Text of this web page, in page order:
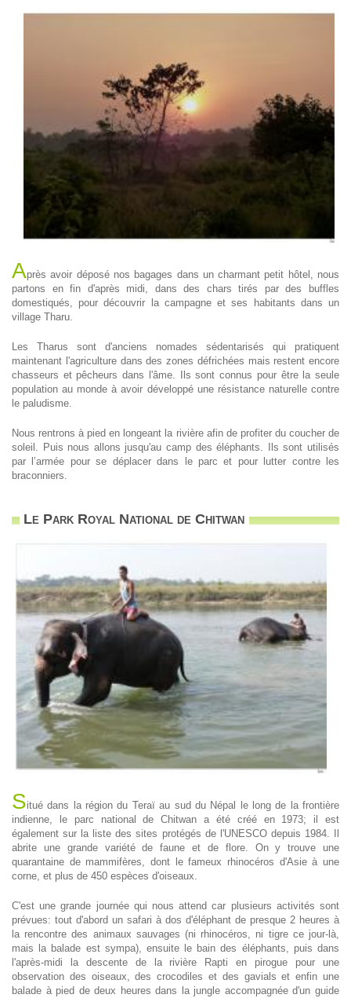
Après avoir déposé nos bagages dans un charmant petit hôtel, nous
partons en fin d'après midi, dans des chars tirés par des buffles
domestiqués, pour découvrir la campagne et ses habitants dans un
village Tharu.
Les Tharus sont d'anciens nomades sédentarisés qui pratiquent
maintenant l'agriculture dans des zones défrichées mais restent encore
chasseurs et pêcheurs dans l'âme. Ils sont connus pour être la seule
population au monde à avoir développé une résistance naturelle contre
le paludisme.
Nous rentrons à pied en longeant la rivière afin de profiter du coucher de
soleil. Puis nous allons jusqu'au camp des éléphants. Ils sont utilisés
par l’armée pour se déplacer dans le parc et pour lutter contre les
braconniers.
Le Park Royal National de Chitwan
Situé dans la région du Teraï au sud du Népal le long de la frontière
indienne, le parc national de Chitwan a été créé en 1973; il est
également sur la liste des sites protégés de l'UNESCO depuis 1984. Il
abrite une grande variété de faune et de flore. On y trouve une
quarantaine de mammifères, dont le fameux rhinocéros d'Asie à une
corne, et plus de 450 espèces d'oiseaux.
C'est une grande journée qui nous attend car plusieurs activités sont
prévues: tout d'abord un safari à dos d'éléphant de presque 2 heures à
la rencontre des animaux sauvages (ni rhinocéros, ni tigre ce jour-là,
mais la balade est sympa), ensuite le bain des éléphants, puis dans
l'après-midi la descente de la rivière Rapti en pirogue pour une
observation des oiseaux, des crocodiles et des gavials et enfin une
balade à pied de deux heures dans la jungle accompagnée d'un guide